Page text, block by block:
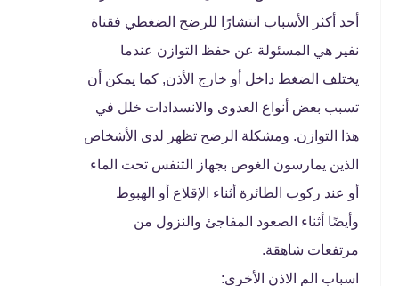
أحد أكثر الأسباب انتشارًا للرضح الضغطي فقناة
نفير هي المسئولة عن حفظ التوازن عندما
يختلف الضغط داخل أو خارج الأذن, كما يمكن أن
تسبب بعض أنواع العدوى والانسدادات خلل في
هذا التوازن. ومشكلة الرضح تظهر لدى الأشخاص
الذين يمارسون الغوص بجهاز التنفس تحت الماء
أو عند ركوب الطائرة أثناء الإقلاع أو الهبوط
وأيضًا أثناء الصعود المفاجئ والنزول من
مرتفعات شاهقة.
اسباب الم الاذن الأخرى: